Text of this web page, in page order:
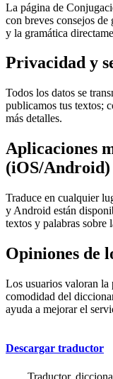
La página de
con breves consejos
y la gramática
Privacidad y
Todos los datos se
publicamos tus textos;
más detalles.
Aplicaciones
(iOS/Android)
Traduce en cualquier
y Android están
textos y palabras sobre
Opiniones de
Los usuarios valoran la
comodidad del
ayuda a mejorar el
Descargar traductor
Traductor,